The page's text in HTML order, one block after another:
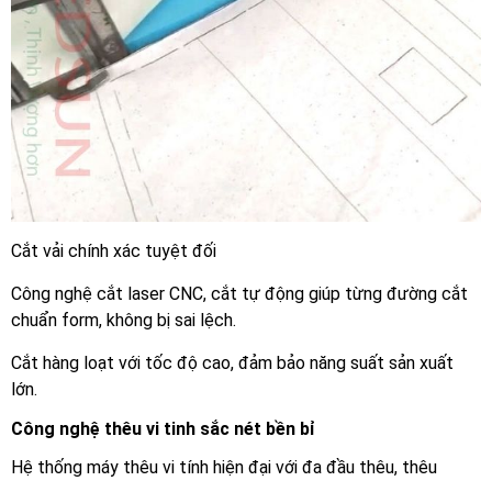
Cắt vải chính xác tuyệt đối
Công nghệ cắt laser CNC, cắt tự động giúp từng đường cắt
chuẩn form, không bị sai lệch.
Cắt hàng loạt với tốc độ cao, đảm bảo năng suất sản xuất
lớn.
Công nghệ thêu vi tinh sắc nét bền bỉ
Hệ thống máy thêu vi tính hiện đại với đa đầu thêu, thêu